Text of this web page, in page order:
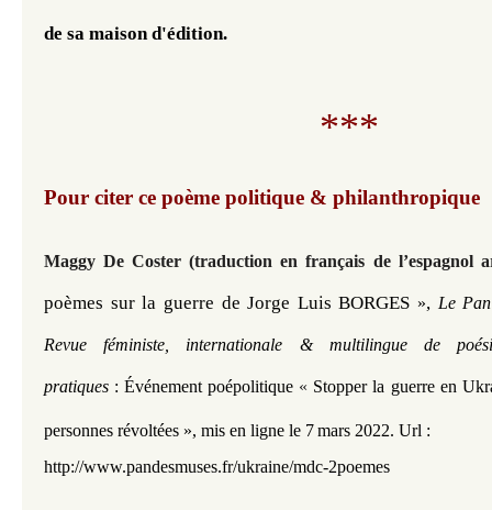
de sa maison d'édition.
***
Pour citer ce poème politique & philanthropique​​​​​​
Maggy De Coster(traduction en français de l’espagnol
poèmes sur la guerre de Jorge Luis BORGES », Le
Revue féministe, internationale & multilingue de
pratiques : Événement poépolitique « Stopper la guerre en
personnes révoltées », mis en ligne le 7mars 2022. Url :
http://www.pandesmuses.fr/ukraine/mdc-2poemes